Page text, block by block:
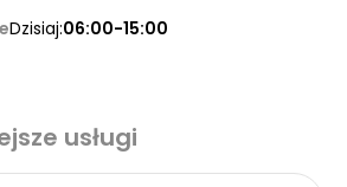
Dzisiaj:06:00-15:00
usługi